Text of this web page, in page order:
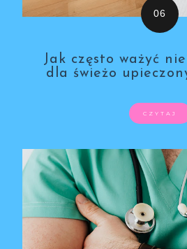
Jak często ważyć
dla świeżo
CZYTAJ